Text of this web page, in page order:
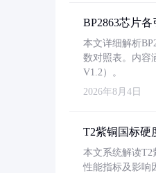
BP2863芯片
本文详细解析
数对照表。内容
V1.2）。
2026年8月4日
T2紫铜国标硬
本文系统解读T2
性能指标及影响